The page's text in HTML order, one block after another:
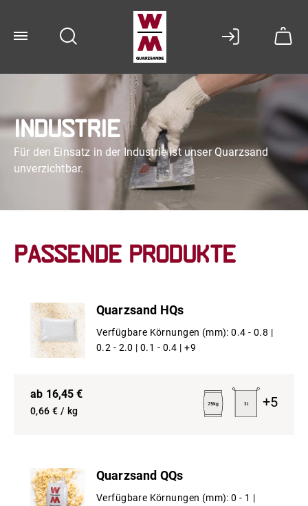
Industrie
Für den Einsatz in der Industrie ist unser Quarzsand
unverzichtbar.
Passende Produkte
Quarzsand HQs
Verfügbare Körnungen (mm):0.4 - 0.8 |
0.2 - 2.0 |0.1 - 0.4 |+9
ab 16,45 €
0,66 € / kg
+5
Quarzsand QQs
Verfügbare Körnungen (mm):0 - 1 |